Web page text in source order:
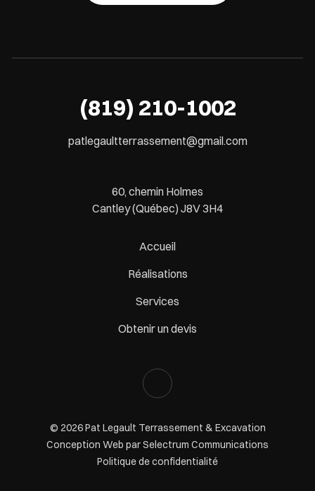
(819) 210-1002
patlegaultterrassement@gmail.com
60, chemin Holmes
Cantley (Québec) J8V 3H4
Accueil
Réalisations
Services
Obtenir un devis
© 2026 Pat Legault Terrassement & Excavation
Conception Web parSelectrum Communications
Politique de confidentialité